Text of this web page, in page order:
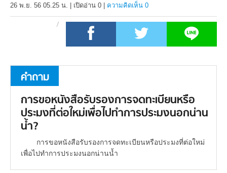
26 พ.ย. 56 05.25 น. เปิดอ่าน 0 ความคิดเห็น 0
คำถาม
การขอหนังสือรับรองการจดทะเบียนหรือ
ประมงที่ต่อใหม่เพื่อไปทำการประมงนอกน่าน
น้ำ?
การขอหนังสือรับรองการจดทะเบียนหรือประมงที่ต่อใหม่
เพื่อไปทำการประมงนอกน่านน้ำ